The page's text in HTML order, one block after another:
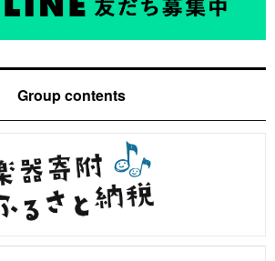
Group contents